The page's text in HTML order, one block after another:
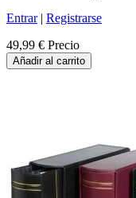
Entrar| Registrarse
49,99 € Precio
Añadir al carrito